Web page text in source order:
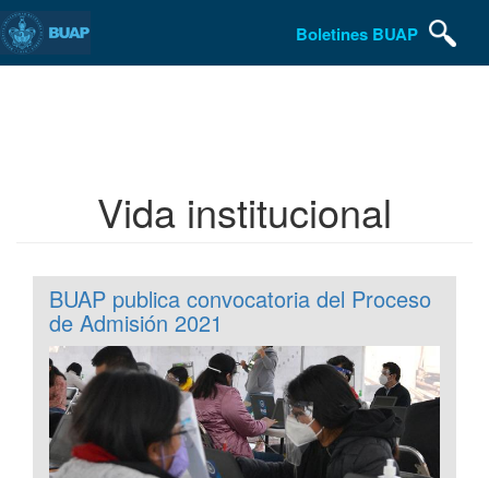
Boletines BUAP
Vida institucional
BUAP publica convocatoria del Proceso
de Admisión 2021